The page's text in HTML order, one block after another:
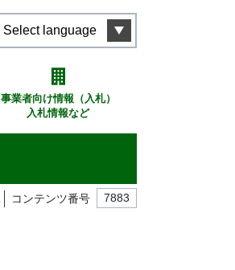
Select language
事業者向け情報（入札）
入札情報など
コンテンツ番号 7883